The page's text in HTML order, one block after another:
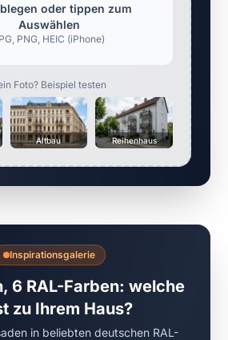
oder tippen zum
Auswählen
PNG, HEIC (iPhone)
Foto? Beispiel testen
Altbau Reihenhaus
Inspirationsgalerie
6 RAL-Farben: welche
zu Ihrem Haus?
in beliebten deutschen RAL-